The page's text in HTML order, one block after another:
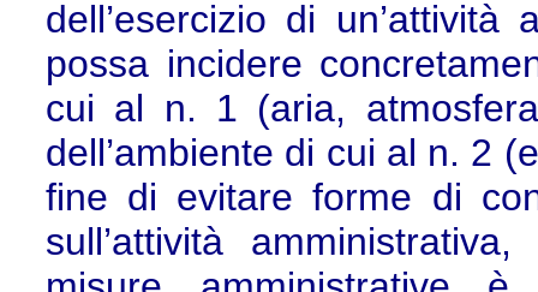
dell’esercizio di
possa incidere
cui al n. 1 (aria,
dell’ambiente di cui al n. 2
fine di evitare forme di
sull’attività